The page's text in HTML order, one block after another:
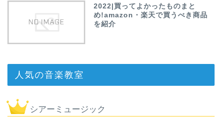
2022|買ってよかったものまと
め!amazon・楽天で買うべき商品
を紹介
人気の音楽教室
シアーミュージック